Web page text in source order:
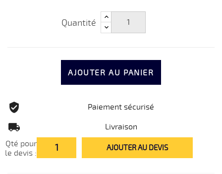
Quantité
AJOUTER AU PANIER
Paiement sécurisé
Livraison
Qté pour
le devis :
AJOUTER AU DEVIS